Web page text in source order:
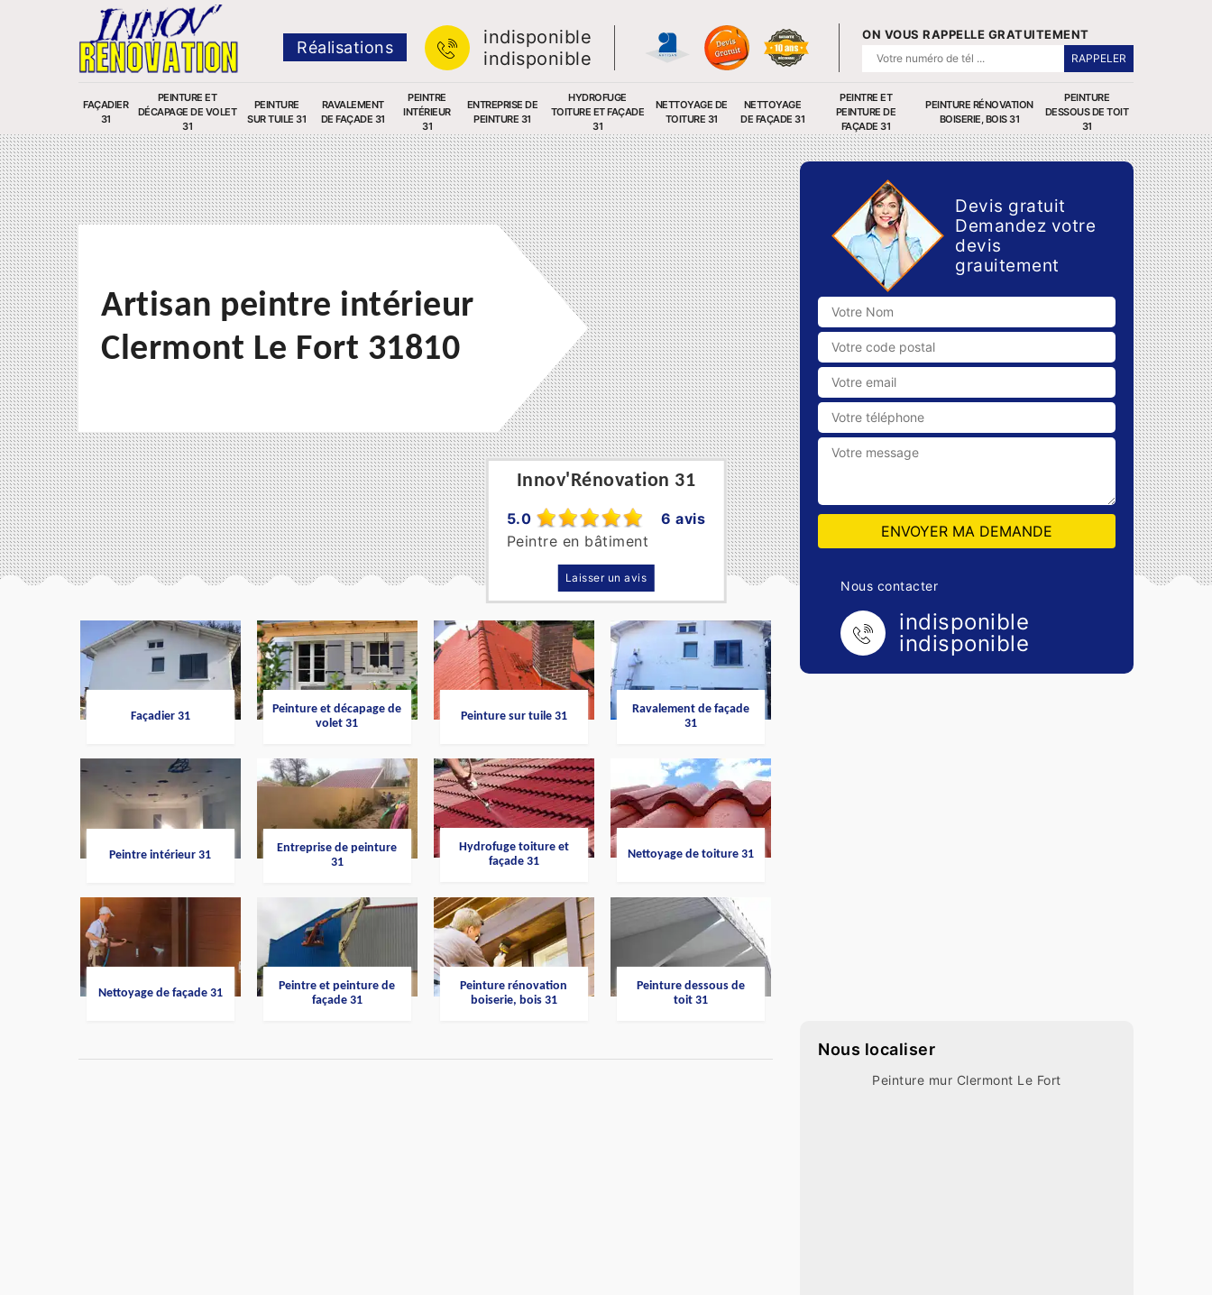
Réalisations
indisponible
indisponible
ON VOUS RAPPELLE GRATUITEMENT
FAÇADIER
31
PEINTURE ET
DÉCAPAGE DE VOLET
31
PEINTURE
SUR TUILE 31
RAVALEMENT
DE FAÇADE 31
PEINTRE
INTÉRIEUR
31
ENTREPRISE DE
PEINTURE 31
HYDROFUGE
TOITURE ET FAÇADE
31
NETTOYAGE DE
TOITURE 31
NETTOYAGE
DE FAÇADE 31
PEINTRE ET
PEINTURE DE
FAÇADE 31
PEINTURE RÉNOVATION
BOISERIE, BOIS 31
PEINTURE
DESSOUS DE TOIT
31
Innov'Rénovation 31
5.0
6 avis
Peintre en bâtiment
Laisser un avis
Artisan peintre intérieur
Clermont Le Fort 31810
Façadier 31
Peinture et décapage de
volet 31
Peinture sur tuile 31
Ravalement de façade
31
Peintre intérieur 31
Entreprise de peinture
31
Hydrofuge toiture et
façade 31
Nettoyage de toiture 31
Nettoyage de façade 31
Peintre et peinture de
façade 31
Peinture rénovation
boiserie, bois 31
Peinture dessous de
toit 31
Devis gratuit
Demandez votre
devis
grauitement
Nous contacter
indisponible
indisponible
Nous localiser
Peinture mur Clermont Le Fort